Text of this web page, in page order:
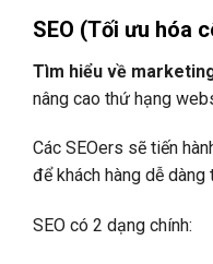
SEO (Tối ưu hóa
Tìm hiểu về
nâng cao thứ hạng
Các SEOers sẽ tiến
để khách hàng dễ
SEO có 2 dạng chính: